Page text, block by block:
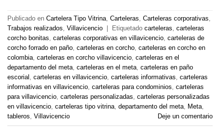
Publicado en Cartelera Tipo Vitrina, Carteleras, Carteleras corporativas,
Trabajos realizados, Villavicencio Etiquetado carteleras, carteleras
corcho bonitas, carteleras corporativas en villavicencio, carteleras de
corcho forrado en paño, carteleras en corcho, carteleras en corcho en
colombia, carteleras en corcho villavicencio, carteleras en el
departamento del meta, carteleras en el meta, carteleras en paño
escorial , carteleras en villavicencio, carteleras informativas, carteleras
informativas en villavicencio, carteleras para condominios, carteleras
para villavicencio, carteleras personalizadas, carteleras personalizadas
en villavicencio, carteleras tipo vitrina, departamento del meta, Meta,
tableros, Villavicencio Deje un comentario